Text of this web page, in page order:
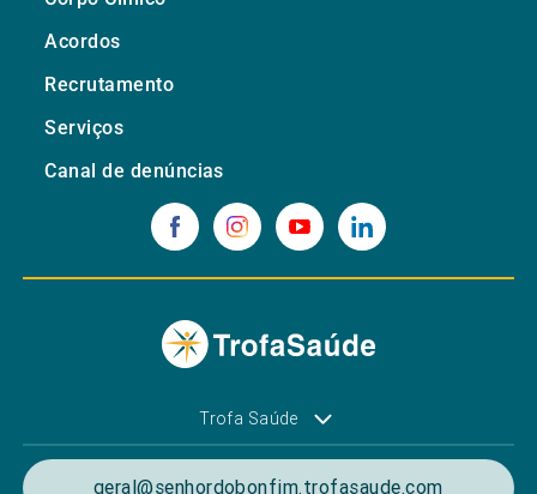
Acordos
Recrutamento
Serviços
Canal de denúncias
Trofa Saúde
geral@senhordobonfim.trofasaude.com